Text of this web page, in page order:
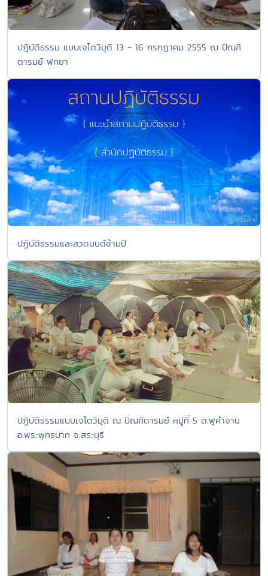
ปฏิบัติธรรม แบบเจโตวิมุติ 13 - 16 กรกฎาคม 2555 ณ ปัณฑิ
ตารมย์ พัทยา
ปฏิบัติธรรมและสวดมนต์ข้ามปี
ปฏิบัติธรรมแบบเจโตวิมุติ ณ ปัณฑิตารมย์ หมู่ที่ 5 ต.พุคำจาน
อ.พระพุทธบาท จ.สระบุรี